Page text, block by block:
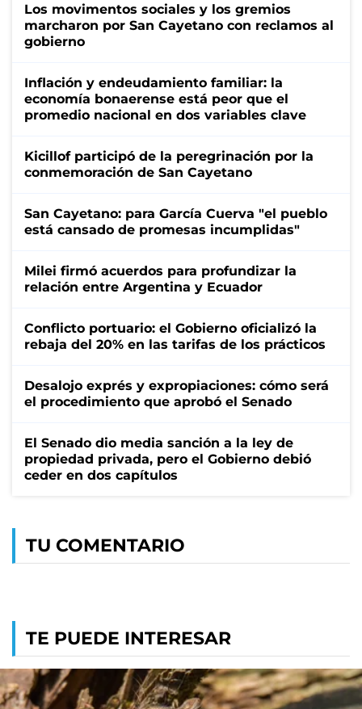
Los movimentos sociales y los gremios
marcharon por San Cayetano con reclamos al
gobierno
Inflación y endeudamiento familiar: la
economía bonaerense está peor que el
promedio nacional en dos variables clave
Kicillof participó de la peregrinación por la
conmemoración de San Cayetano
San Cayetano: para García Cuerva "el pueblo
está cansado de promesas incumplidas"
Milei firmó acuerdos para profundizar la
relación entre Argentina y Ecuador
Conflicto portuario: el Gobierno oficializó la
rebaja del 20% en las tarifas de los prácticos
Desalojo exprés y expropiaciones: cómo será
el procedimiento que aprobó el Senado
El Senado dio media sanción a la ley de
propiedad privada, pero el Gobierno debió
ceder en dos capítulos
TU COMENTARIO
TE PUEDE INTERESAR